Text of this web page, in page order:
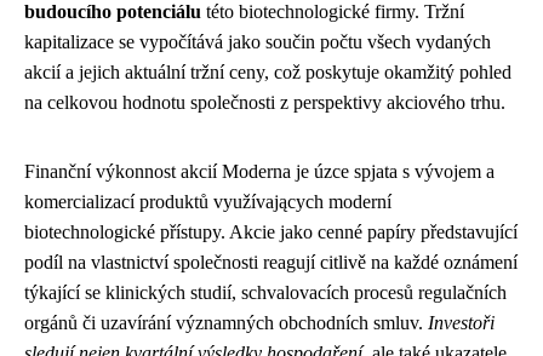
budoucího potenciálu této biotechnologické firmy. Tržní
kapitalizace se vypočítává jako součin počtu všech vydaných
akcií a jejich aktuální tržní ceny, což poskytuje okamžitý pohled
na celkovou hodnotu společnosti z perspektivy akciového trhu.
Finanční výkonnost akcií Moderna je úzce spjata s vývojem a
komercializací produktů využívających moderní
biotechnologické přístupy. Akcie jako cenné papíry představující
podíl na vlastnictví společnosti reagují citlivě na každé oznámení
týkající se klinických studií, schvalovacích procesů regulačních
orgánů či uzavírání významných obchodních smluv. Investoři